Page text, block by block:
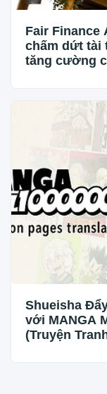
Fair Finance
chấm dứt tài
tăng cường
Shueisha
với MANGA
(Truyện